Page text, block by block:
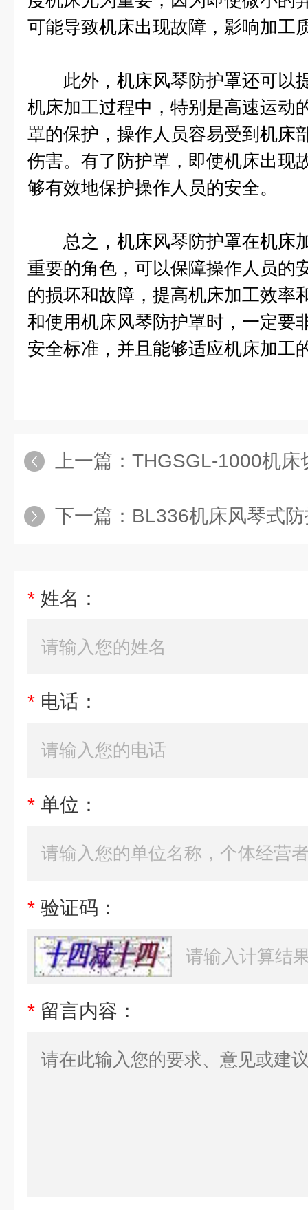
可能导致机床出现故障，影响加工
此外，机床风琴防护罩还可以
机床加工过程中，特别是高速运动
罩的保护，操作人员容易受到机床
伤害。有了防护罩，即使机床出现
够有效地保护操作人员的安全。
总之，机床风琴防护罩在机床
重要的角色，可以保障操作人员的
的损坏和故障，提高机床加工效率
和使用机床风琴防护罩时，一定要
安全标准，并且能够适应机床加工
上一篇： THGSGL-1000机床
下一篇： BL336机床风琴式
* 姓名：
* 电话：
* 单位：
* 验证码：
* 留言内容：